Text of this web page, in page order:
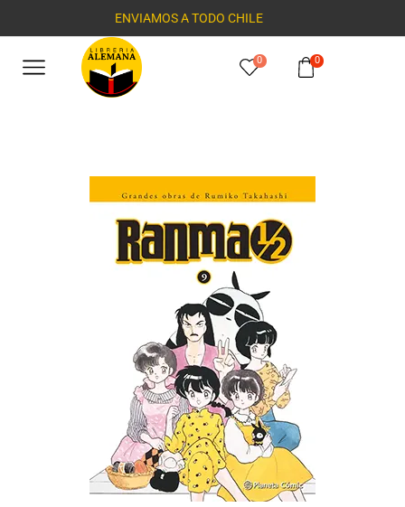
ENVIAMOS A TODO CHILE
0 0